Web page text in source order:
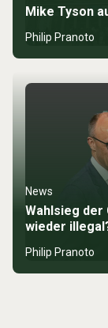
Mike Tyson
Philip Pranoto
News
Wahlsieg der
wieder
Philip Pranoto